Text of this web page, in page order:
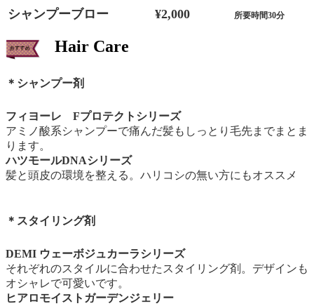
シャンプーブロー ¥2,000 所要時間30分
Hair Care
＊シャンプー剤
フィヨーレ Fプロテクトシリーズ
アミノ酸系シャンプーで痛んだ髪もしっとり毛先までまとま
ります。
ハツモールDNAシリーズ
髪と頭皮の環境を整える。ハリコシの無い方にもオススメ
＊スタイリング剤
DEMI ウェーボジュカーラシリーズ
それぞれのスタイルに合わせたスタイリング剤。デザインも
オシャレで可愛いです。
ヒアロモイストガーデンジェリー